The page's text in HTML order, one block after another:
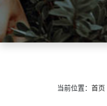
当前位置： 首页